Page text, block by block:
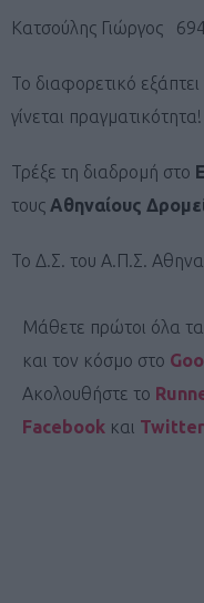
Κατσούλης Γιώργος
Το διαφορετικό
γίνεται πραγματικότητα!
Τρέξε τη διαδρομή στο
τους Αθηναίους
Το Δ.Σ. του Α.Π.Σ.
Μάθετε πρώτοι όλα τα
και τον κόσμο στο
Ακολουθήστε το
Facebook και Twitter